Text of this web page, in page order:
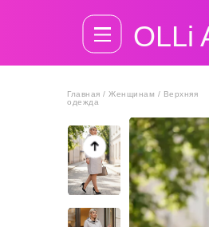
OLLi
Главная / Женщинам / Верхняя
одежда